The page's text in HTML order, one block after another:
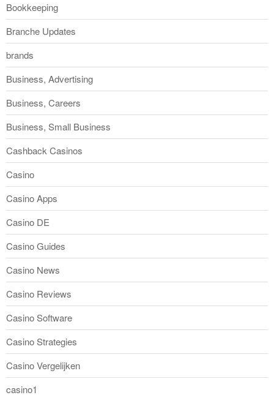
Bookkeeping
Branche Updates
brands
Business, Advertising
Business, Careers
Business, Small Business
Cashback Casinos
Casino
Casino Apps
Casino DE
Casino Guides
Casino News
Casino Reviews
Casino Software
Casino Strategies
Casino Vergelijken
casino1